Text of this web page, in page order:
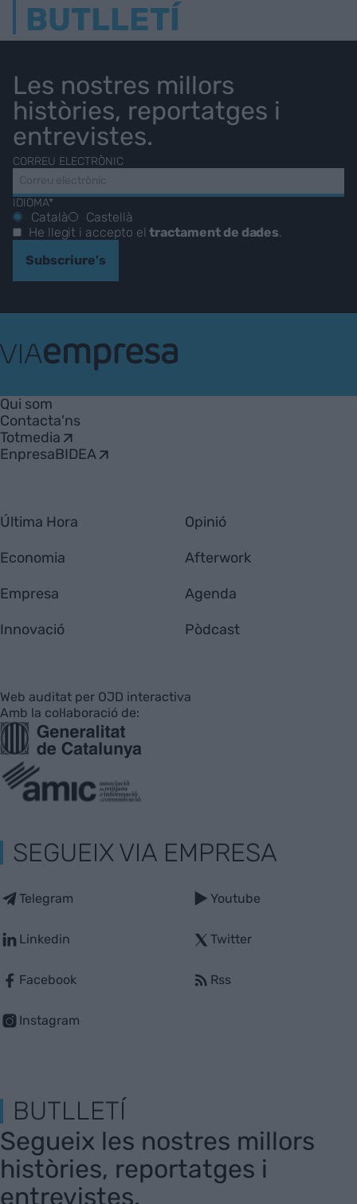
BUTLLETÍ
Les nostres millors
històries, reportatges i
entrevistes.
CORREU ELECTRÒNIC
IDIOMA*
Català
Castellà
He llegit i accepto eltractament de dades.
Subscriure's
Empresa
Qui som
Contacta'ns
Totmedia
EnpresaBIDEA
Última Hora
Economia
Empresa
Innovació
Opinió
Afterwork
Agenda
Pòdcast
Web auditat per OJD interactiva
Amb la col·laboració de:
SEGUEIX VIA EMPRESA
Telegram
Linkedin
Facebook
Instagram
Youtube
Twitter
Rss
BUTLLETÍ
Segueix les nostres millors
històries, reportatges i
entrevistes.